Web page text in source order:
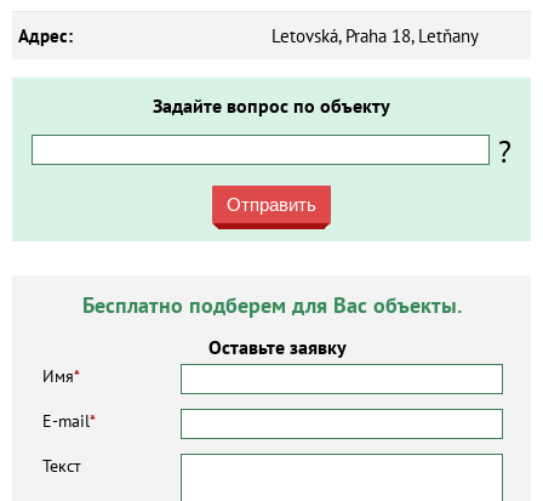
Адрес: Letovská, Praha 18, Letňany
Задайте вопрос по объекту
?
Отправить
Бесплатно подберем для Вас объекты.
Оставьте заявку
Имя*
E-mail*
Текст